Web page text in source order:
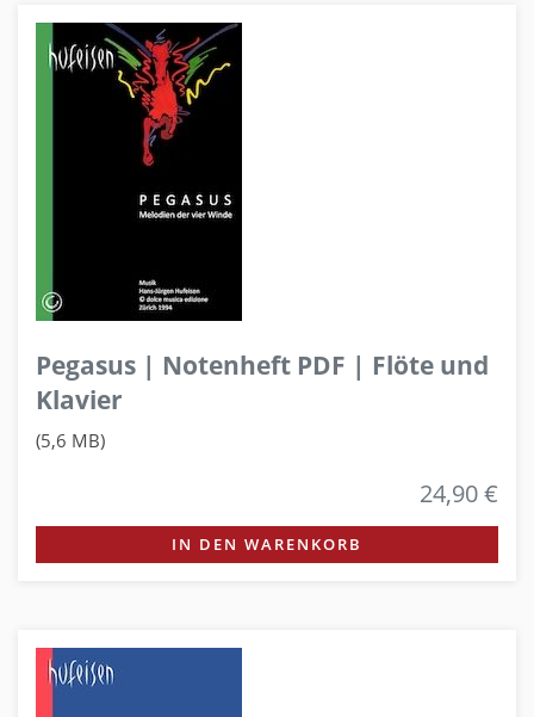
Pegasus | Notenheft PDF | Flöte und
Klavier
(5,6 MB)
24,90 €
IN DEN WARENKORB